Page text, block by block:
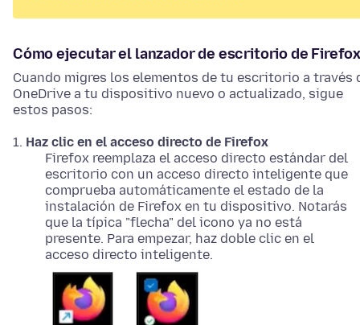
Cómo ejecutar el lanzador de escritorio de Firefox
Cuando migres los elementos de tu escritorio a través
OneDrive a tu dispositivo nuevo o actualizado, sigue
estos pasos:
Haz clic en el acceso directo de Firefox
Firefox reemplaza el acceso directo estándar del
escritorio con un acceso directo inteligente que
comprueba automáticamente el estado de la
instalación de Firefox en tu dispositivo. Notarás
que la típica "flecha" del icono ya no está
presente. Para empezar, haz doble clic en el
acceso directo inteligente.